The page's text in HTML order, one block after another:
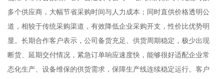
多个供应商，大幅节省采购时间与人力成本；同时直供价格透明公
道，相较于传统采购渠道，有效降低企业采购开支，性价比优势明
显。长期合作客户表示，公司备货充足、供货周期稳定，极少出现
断货、延期交付情况，紧急订单响应速度快，能够很好适配企业常
态化生产、设备维保的供货需求，保障生产线连续稳定运行。客户